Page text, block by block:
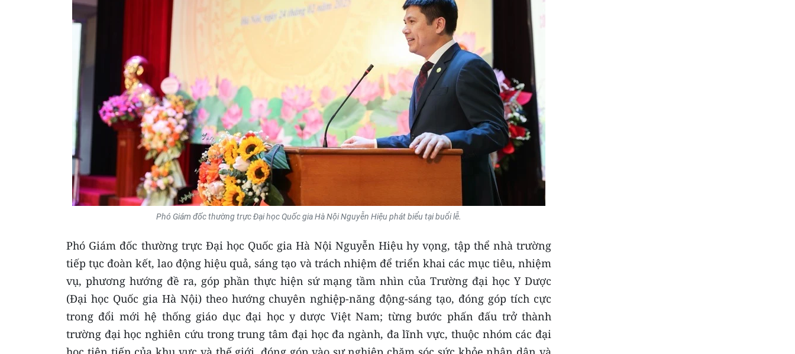
Phó Giám đốc thường trực Đại học Quốc gia Hà Nội Nguyễn Hiệu phát biểu tại buổi lễ.
Phó Giám đốc thường trực Đại học Quốc gia Hà Nội Nguyễn Hiệu hy vọng, tập thể nhà trường
tiếp tục đoàn kết, lao động hiệu quả, sáng tạo và trách nhiệm để triển khai các mục tiêu, nhiệm
vụ, phương hướng đề ra, góp phần thực hiện sứ mạng tầm nhìn của Trường đại học Y Dược
(Đại học Quốc gia Hà Nội) theo hướng chuyên nghiệp-năng động-sáng tạo, đóng góp tích cực
trong đổi mới hệ thống giáo dục đại học y dược Việt Nam; từng bước phấn đấu trở thành
trường đại học nghiên cứu trong trung tâm đại học đa ngành, đa lĩnh vực, thuộc nhóm các đại